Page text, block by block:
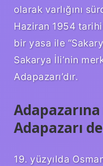
olarak varlığını
Haziran 1954
bir yasa ile
Sakarya İli’nin
Adapazarı’dır.
Adapazarı
19. yüzyılda